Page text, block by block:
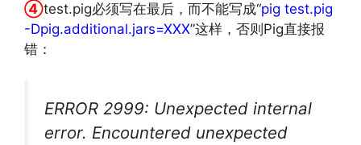
④test.pig必须写在最后，而不能写成“pig test.pig
-Dpig.additional.jars=XXX”这样，否则Pig直接报
错：
ERROR 2999: Unexpected internal
error. Encountered unexpected